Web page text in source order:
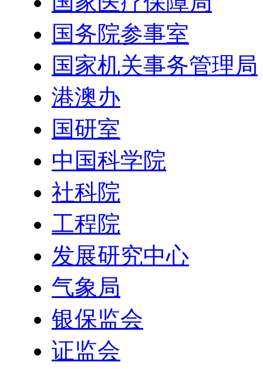
国务院参事室
国家机关事务管理局
港澳办
国研室
中国科学院
社科院
工程院
发展研究中心
气象局
银保监会
证监会